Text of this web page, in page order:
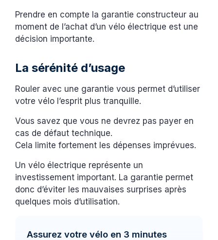
Prendre en compte la garantie constructeur au
moment de l’achat d’un vélo électrique est une
décision importante.
La sérénité d’usage
Rouler avec une garantie vous permet d’utiliser
votre vélo l’esprit plus tranquille.
Vous savez que vous ne devrez pas payer en
cas de défaut technique.
Cela limite fortement les dépenses imprévues.
Un vélo électrique représente un
investissement important. La garantie permet
donc d’éviter les mauvaises surprises après
quelques mois d’utilisation.
Assurez votre vélo en 3 minutes